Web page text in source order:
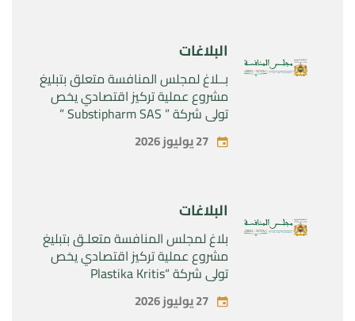
البلاغات
بــلاغ لمجلس المنافسة متعلق بتبليغ
مشروع عملية تركيز اقتصادي يخص
تولي شركة ” Substipharm SAS ”
المراقبة الحصرية للأصول والحقوق
المتعلقة بالمنتجين الصيدلانيين”
27 يوليوز 2026
البلاغات
بلاغ لمجلس المنافسة متعلـق بتبليغ
مشروع عملية تركيز اقتصادي يخص
تولي شركة “Plastika Kritis
SA”المراقبة الحصرية لشركة
“Naturplas Industrial SARL” 27 يوليوز 2026